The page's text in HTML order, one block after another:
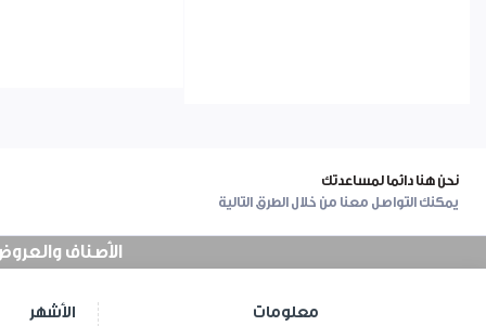
نحن هنا دائما لمساعدتك
يمكنك التواصل معنا من خلال الطرق التالية
الأصناف والعروض
الأشهر معلومات